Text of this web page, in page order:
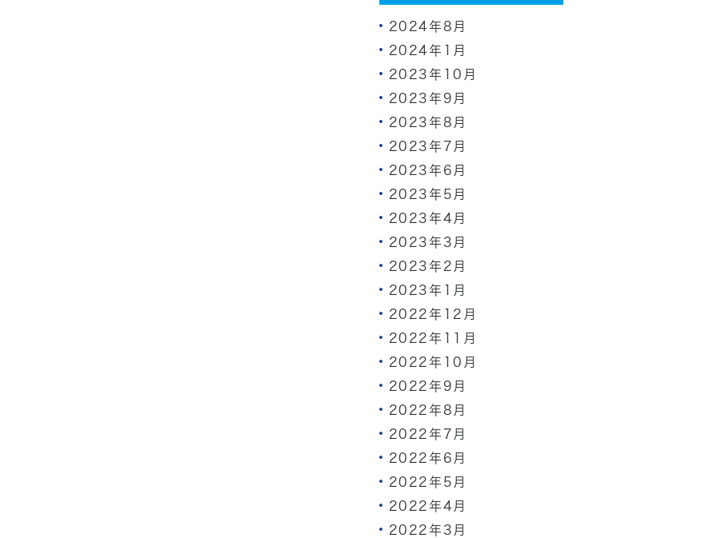
2024年8月
2024年1月
2023年10月
2023年9月
2023年8月
2023年7月
2023年6月
2023年5月
2023年4月
2023年3月
2023年2月
2023年1月
2022年12月
2022年11月
2022年10月
2022年9月
2022年8月
2022年7月
2022年6月
2022年5月
2022年4月
2022年3月